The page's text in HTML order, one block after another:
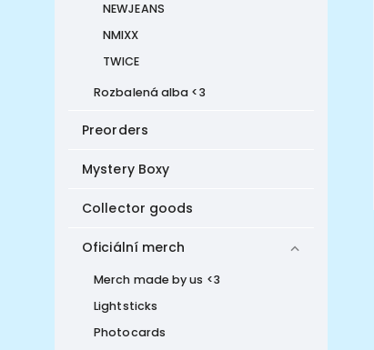
NEWJEANS
NMIXX
TWICE
Rozbalená alba <3
Preorders
Mystery Boxy
Collector goods
Oficiální merch
Merch made by us <3
Lightsticks
Photocards